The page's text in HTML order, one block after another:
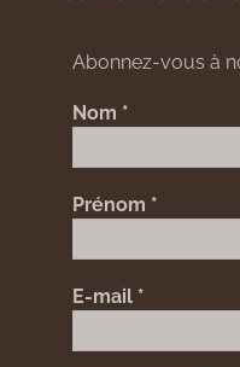
Abonnez-vous à
Nom *
Prénom *
E-mail *